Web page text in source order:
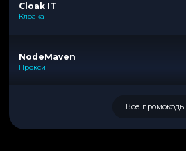
Cloak IT
Клоака
NodeMaven
Прокси
Все промокоды